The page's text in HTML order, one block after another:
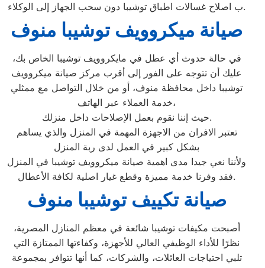
ب اصلاح غسالات اطباق توشيبا دون سحب الجهاز إلى الوكلاء.
صيانة ميكروويف توشيبا منوف
في حالة حدوث أي عطل في مايكروويف توشيبا الخاص بك،
عليك أن تتوجه على الفور إلى أقرب مركز صيانة ميكروويف
توشيبا داخل محافظة منوف، أو من خلال التواصل مع ممثلي
خدمة العملاء عبر الهاتف،
حيث إننا نقوم بعمل الإصلاحات داخل منزلك.
تعتبر الافران من الاجهزة المهمة في المنزل والذي يساهم
بشكل كبير في العمل لدى ربة المنزل
ولأننا نعي جيدا مدى اهمية صيانة ميكروويف توشيبا في المنزل
فقد وفرنا خدمة مميزة وقطع غيار اصلية لكافة الأعطال.
صيانة تكييف توشيبا منوف
أصبحت مكيفات توشيبا شائعة في معظم المنازل المصرية،
نظرًا للأداء الوظيفي العالي للأجهزة، وكفاءتها الممتازة التي
تلبي احتياجات العائلات، والشركات، كما أنها تتوافر بمجموعة